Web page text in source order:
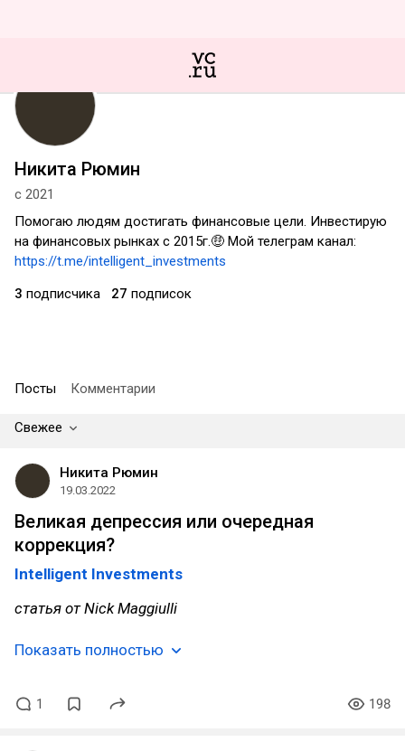
Никита Рюмин
с 2021
Помогаю людям достигать финансовые цели. Инвестирую
на финансовых рынках с 2015г.🤑 Мой телеграм канал:
https://t.me/intelligent_investments
3 подписчика 27 подписок
Посты Комментарии
Свежее
Никита Рюмин
19.03.2022
Великая депрессия или очередная
коррекция?
Intelligent Investments
статья от Nick Maggiulli
Показать полностью
1 198